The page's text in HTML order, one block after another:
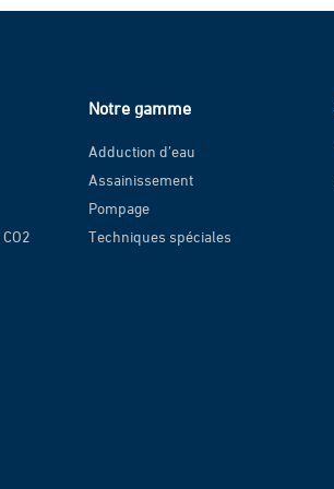
Notre gamme
Adduction d’eau
Assainissement
Pompage
Techniques spéciales